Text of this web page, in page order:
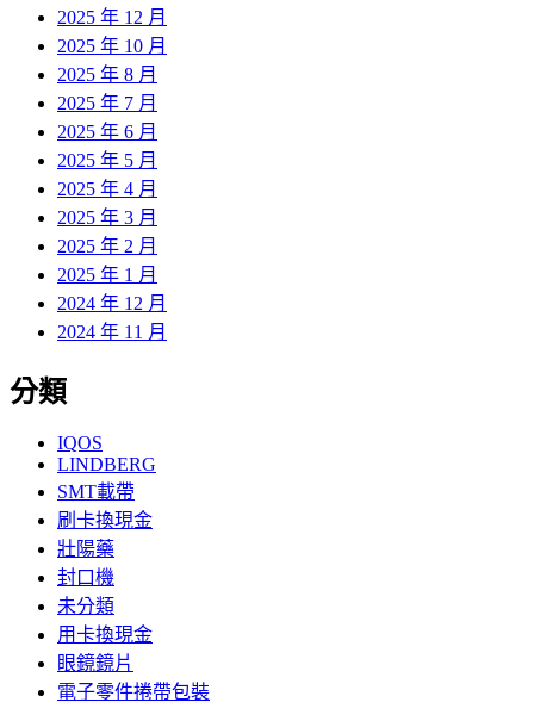
2025 年 12 月
2025 年 10 月
2025 年 8 月
2025 年 7 月
2025 年 6 月
2025 年 5 月
2025 年 4 月
2025 年 3 月
2025 年 2 月
2025 年 1 月
2024 年 12 月
2024 年 11 月
分類
IQOS
LINDBERG
SMT載帶
刷卡換現金
壯陽藥
封口機
未分類
用卡換現金
眼鏡鏡片
電子零件捲帶包裝